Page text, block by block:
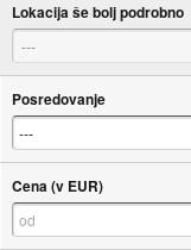
Lokacija še bolj podrobno
---
Posredovanje
Cena (v EUR)